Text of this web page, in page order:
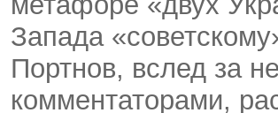
Запада
Портнов, вслед за
комментаторами,